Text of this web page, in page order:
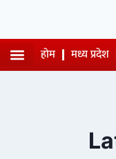
होम मध्य प्रदेश